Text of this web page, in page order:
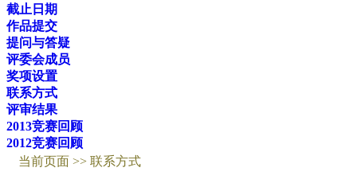
截止日期
作品提交
提问与答疑
评委会成员
奖项设置
联系方式
评审结果
2013竞赛回顾
2012竞赛回顾
当前页面 >> 联系方式